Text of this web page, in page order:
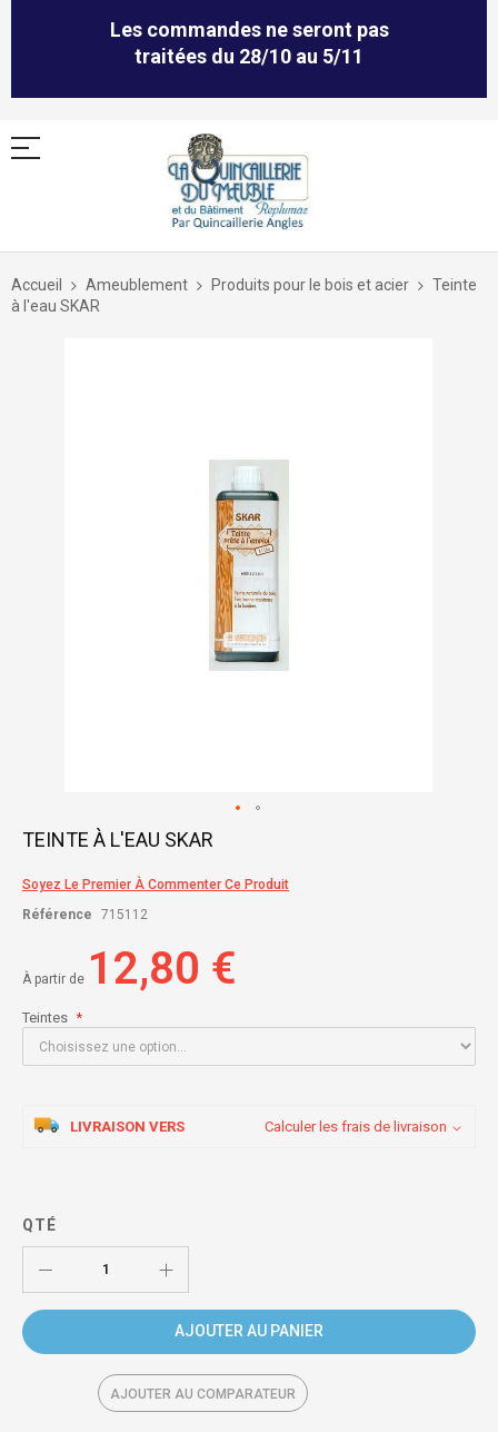
Les commandes ne seront pas
traitées du 28/10 au 5/11
Allez
contenu
Accueil Ameublement Produits pour le bois et acier
Teinte
à l'eau SKAR
Skip
beginning
of
TEINTE À L'EAU SKAR
Soyez Le Premier À Commenter Ce Produit
Référence
715112
À partir de 12,80 €
Teintes
LIVRAISON VERS Calculer les frais de livraison
QTÉ
AJOUTER AU PANIER
AJOUTER AU COMPARATEUR